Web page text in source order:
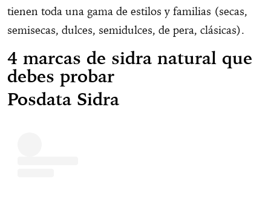
tienen toda una gama de estilos y familias (secas,
semisecas, dulces, semidulces, de pera, clásicas).
4 marcas de sidra natural que
debes probar
Posdata Sidra